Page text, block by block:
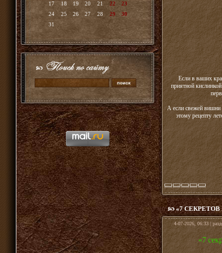
17
18 19 20 21 22
23
24
25 26 27 28 29
30
31
Если в ваших
приятной
А если свежей вишни
этому рецепту
«7
4-07-2026, 06:33 |
«7